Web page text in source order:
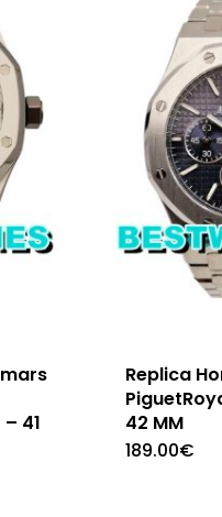
41
Replica
42 MM
189.00€